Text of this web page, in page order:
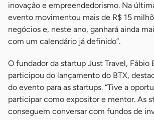
inovação e empreendedorismo. Na
evento movimentou mais de R$ 15
negócios e, neste ano, ganhará ainda
com um calendário já definido”.
O fundador da startup Just Travel, Fábio
participou do lançamento do BTX,
do evento para as startups. “Tive a
participar como expositor e mentor. As
conseguem conversar com fundos de